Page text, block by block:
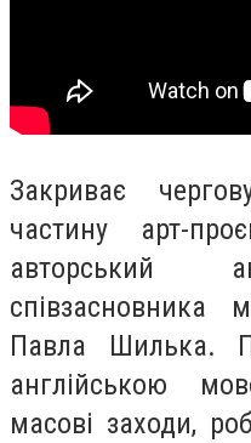
Закриває
частину арт-
авторський
співзасновника
Павла Шилька.
англійською
масові заходи,